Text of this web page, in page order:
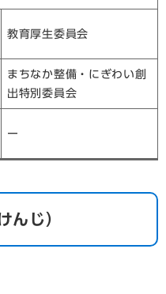
教育厚生委員会
まちなか整備・にぎわい創
出特別委員会
ー​
んじ）